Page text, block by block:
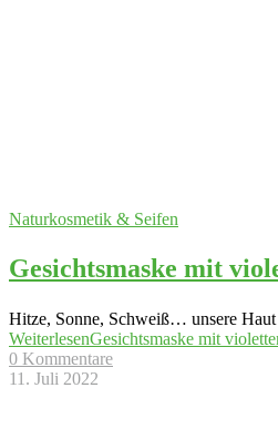
Naturkosmetik & Seifen
Gesichtsmaske mit
Hitze, Sonne, Schweiß… unsere Haut
WeiterlesenGesichtsmaske mit
0 Kommentare
11. Juli 2022